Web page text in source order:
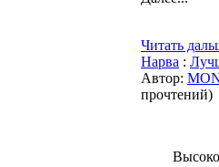
Читать
Нарва :
Автор:
прочтений)